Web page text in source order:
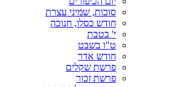
סוכות, שמיני עצרת
חודש כסלו, חנוכה
י' בטבת
ט"ו בשבט
חודש אדר
פרשת שקלים
פרשת זכור